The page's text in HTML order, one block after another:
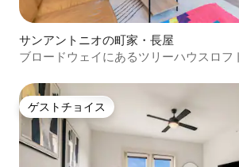
サンアントニオの町家・長屋
ブロードウェイにあるツリーハウスロフ
ゲストチョイス
ゲストチョイス